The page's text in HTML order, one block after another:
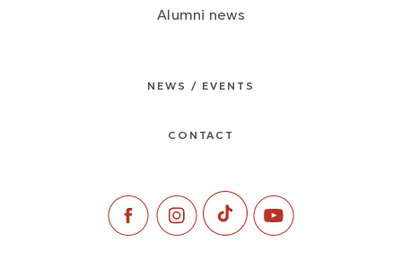
Alumni news
NEWS / EVENTS
CONTACT